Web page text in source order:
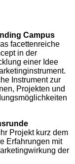
Campus
facettenreiche
in der
einer Idee
Instrument zur
Projekten und
Projekt kurz dem
Erfahrungen mit
der